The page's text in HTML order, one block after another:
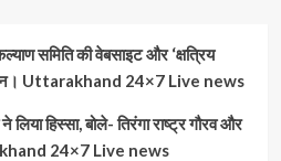
समिति की वेबसाइट और ‘क्षत्रिय
Uttarakhand 24×7 Live news
लिया हिस्सा, बोले- तिरंगा राष्ट्र गौरव और
24×7 Live news